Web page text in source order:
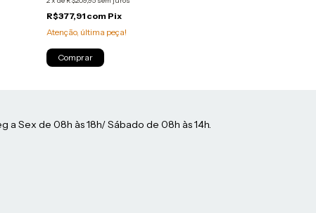
R$377,91 com Pix
Atenção, última peça!
Comprar
a Sex de 08h às 18h/ Sábado de 08h às 14h.